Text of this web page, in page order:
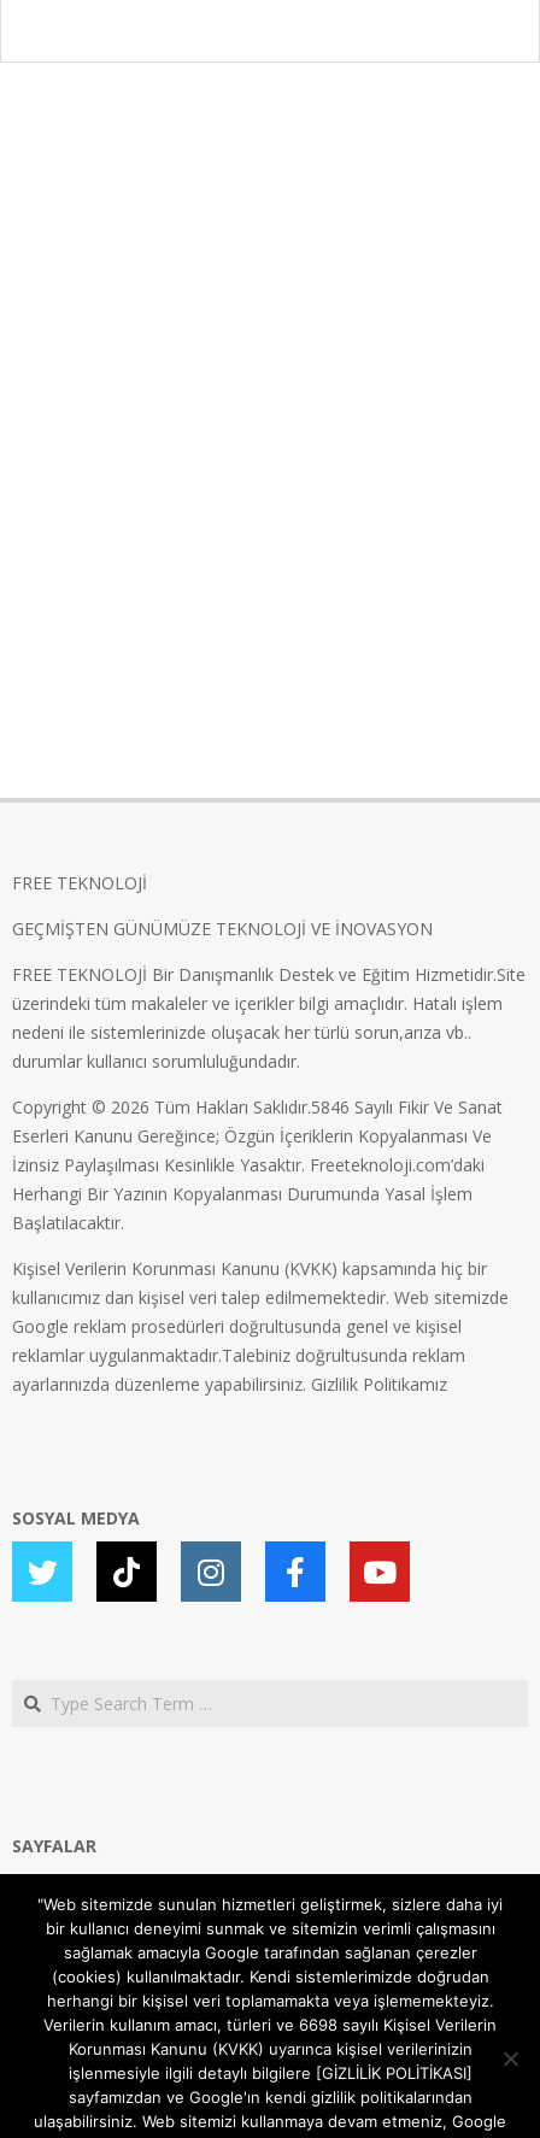
FREE TEKNOLOJİ
GEÇMİŞTEN GÜNÜMÜZE TEKNOLOJİ VE İNOVASYON
FREE TEKNOLOJİ Bir Danışmanlık Destek ve Eğitim Hizmetidir.Site
üzerindeki tüm makaleler ve içerikler bilgi amaçlıdır. Hatalı işlem
nedeni ile sistemlerinizde oluşacak her türlü sorun,arıza vb..
durumlar kullanıcı sorumluluğundadır.
Copyright © 2026 Tüm Hakları Saklıdır.5846 Sayılı Fikir Ve Sanat
Eserleri Kanunu Gereğince; Özgün İçeriklerin Kopyalanması Ve
İzinsiz Paylaşılması Kesinlikle Yasaktır. Freeteknoloji.com’daki
Herhangi Bir Yazının Kopyalanması Durumunda Yasal İşlem
Başlatılacaktır.
Kişisel Verilerin Korunması Kanunu (KVKK) kapsamında hiç bir
kullanıcımız dan kişisel veri talep edilmemektedir. Web sitemizde
Google reklam prosedürleri doğrultusunda genel ve kişisel
reklamlar uygulanmaktadır.Talebiniz doğrultusunda reklam
ayarlarınızda düzenleme yapabilirsiniz. Gizlilik Politikamız
SOSYAL MEDYA
Search
SAYFALAR
Gizlilik ve Çerezler (Cookies) Politikası
Hakkımızda
İletişim Kanalları
MODEM KURULUM
TEKNİK DESTEK
TELEVİZYON SİSTEMLERİ
"Web sitemizde sunulan hizmetleri geliştirmek, sizlere daha iyi
bir kullanıcı deneyimi sunmak ve sitemizin verimli çalışmasını
sağlamak amacıyla Google tarafından sağlanan çerezler
(cookies) kullanılmaktadır. Kendi sistemlerimizde doğrudan
herhangi bir kişisel veri toplamamakta veya işlememekteyiz.
Verilerin kullanım amacı, türleri ve 6698 sayılı Kişisel Verilerin
Korunması Kanunu (KVKK) uyarınca kişisel verilerinizin
işlenmesiyle ilgili detaylı bilgilere [GİZLİLİK POLİTİKASI]
sayfamızdan ve Google'ın kendi gizlilik politikalarından
ulaşabilirsiniz. Web sitemizi kullanmaya devam etmeniz, Google